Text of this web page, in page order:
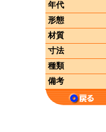
年代
形態
材質
寸法
種類
備考